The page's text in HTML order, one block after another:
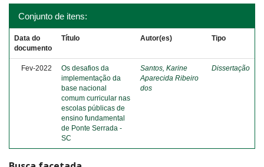
Conjunto de itens:
Data do
documento
Título Autor(es) Tipo
Fev-2022
Os desafios da
implementação da
base nacional
comum curricular nas
escolas públicas de
ensino fundamental
de Ponte Serrada -
SC
Santos, Karine
Aparecida Ribeiro
dos
Dissertação